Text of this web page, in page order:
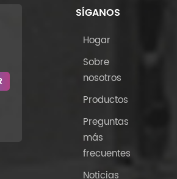
SÍGANOS
Hogar
Sobre
nosotros
Productos
Preguntas
más
frecuentes
Noticias